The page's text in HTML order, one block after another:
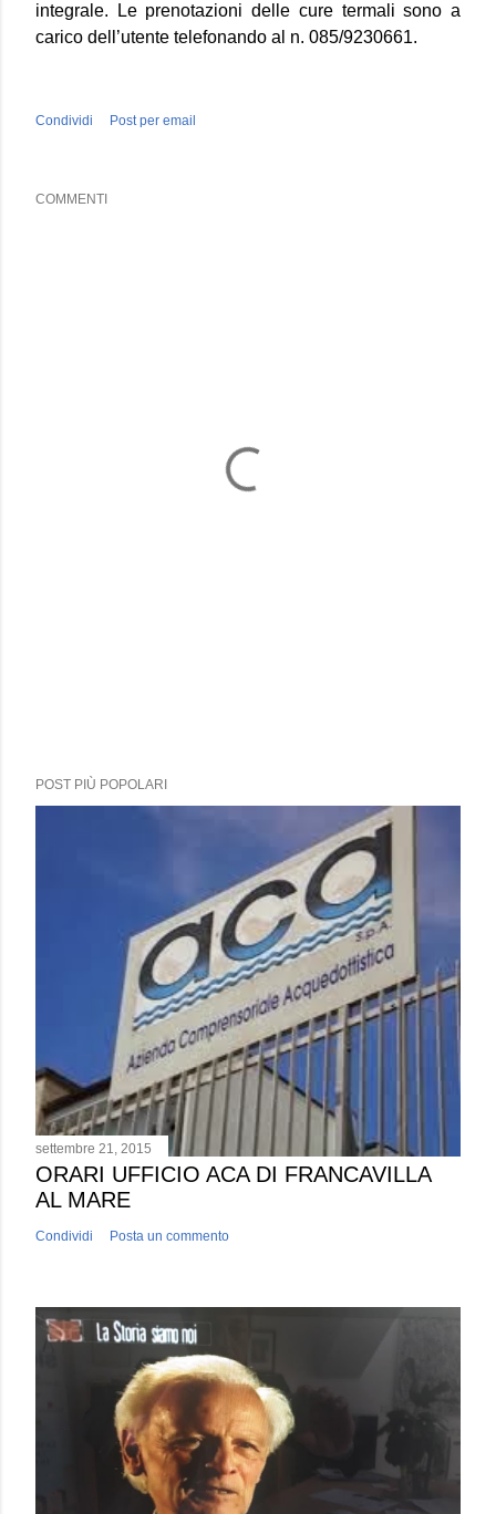
integrale. Le prenotazioni delle cure termali sono a
carico dell’utente telefonando al n. 085/9230661.
Condividi Post per email
COMMENTI
POST PIÙ POPOLARI
settembre 21, 2015
ORARI UFFICIO ACA DI FRANCAVILLA
AL MARE
Condividi Posta un commento